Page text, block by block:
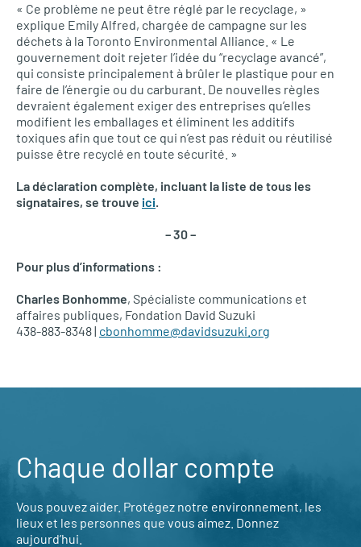
« Ce problème ne peut être réglé par le recyclage, »
explique Emily Alfred, chargée de campagne sur les
déchets à la Toronto Environmental Alliance. « Le
gouvernement doit rejeter l’idée du “recyclage avancé”,
qui consiste principalement à brûler le plastique pour en
faire de l’énergie ou du carburant. De nouvelles règles
devraient également exiger des entreprises qu’elles
modifient les emballages et éliminent les additifs
toxiques afin que tout ce qui n’est pas réduit ou réutilisé
puisse être recyclé en toute sécurité. »
La déclaration complète, incluant la liste de tous les
signataires, se trouve ici.
– 30 –
Pour plus d’informations :
Charles Bonhomme, Spécialiste communications et
affaires publiques, Fondation David Suzuki
438-883-8348 | cbonhomme@davidsuzuki.org
Chaque dollar compte
Vous pouvez aider. Protégez notre environnement, les
lieux et les personnes que vous aimez. Donnez
aujourd’hui.